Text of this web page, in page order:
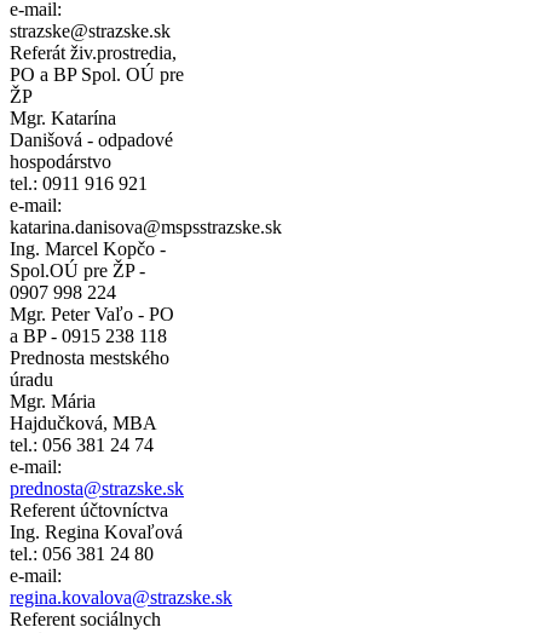
e-mail:
strazske@strazske.sk
Referát živ.prostredia,
PO a BP Spol. OÚ pre
ŽP
Mgr. Katarína
Danišová - odpadové
hospodárstvo
tel.: 0911 916 921
e-mail:
katarina.danisova@mspsstrazske.sk
Ing. Marcel Kopčo -
Spol.OÚ pre ŽP -
0907 998 224
Mgr. Peter Vaľo - PO
a BP - 0915 238 118
Prednosta mestského
úradu
Mgr. Mária
Hajdučková, MBA
tel.: 056 381 24 74
e-mail:
prednosta@strazske.sk
Referent účtovníctva
Ing. Regina Kovaľová
tel.: 056 381 24 80
e-mail:
regina.kovalova@strazske.sk
Referent sociálnych